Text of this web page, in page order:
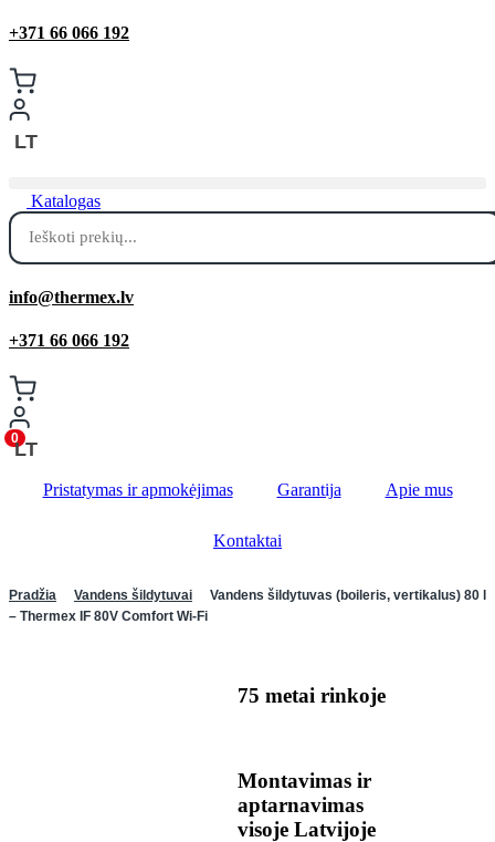
+371 66 066 192
LT
Katalogas
Products
search
info@thermex.lv
+371 66 066 192
0LT
Pristatymas ir apmokėjimas Garantija Apie mus
Kontaktai
Pradžia Vandens šildytuvai
Vandens šildytuvas (boileris, vertikalus) 80 l
– Thermex IF 80V Comfort Wi-Fi
75 metai rinkoje
Montavimas ir
aptarnavimas
visoje Latvijoje